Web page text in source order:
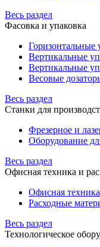
Весь раздел
Фасовка и упаковка
Вертикальные
Вертикальные
Весовые
Весь раздел
Станки для
Фрезерное и
Оборудование
Весь раздел
Офисная техника и
Офисная техника
Расходные
Весь раздел
Технологическое